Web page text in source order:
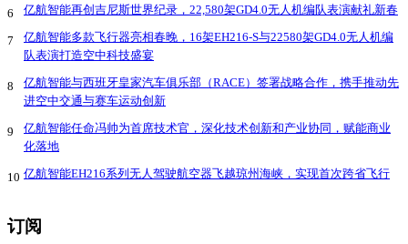
6 亿航智能再创吉尼斯世界纪录，22,580架GD4.0无人机编队表演献礼新春
7
亿航智能多款飞行器亮相春晚，16架EH216-S与22580架GD4.0无人机编
队表演打造空中科技盛宴
8
亿航智能与西班牙皇家汽车俱乐部（RACE）签署战略合作，携手推动先
进空中交通与赛车运动创新
9
亿航智能任命冯帅为首席技术官，深化技术创新和产业协同，赋能商业
化落地
10 亿航智能EH216系列无人驾驶航空器飞越琼州海峡，实现首次跨省飞行
订阅